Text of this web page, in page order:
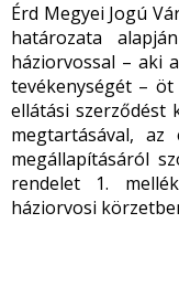
Érd Megyei Jogú
határozata
háziorvossal – aki
tevékenységét –
ellátási
megtartásával, az
megállapításáról
rendelet 1.
háziorvosi